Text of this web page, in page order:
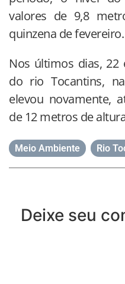
valores de 9,8
quinzena de fevereiro.
Nos últimos dias,
do rio Tocantins,
elevou novamente,
de 12 metros de
Meio Ambiente Rio
Deixe seu